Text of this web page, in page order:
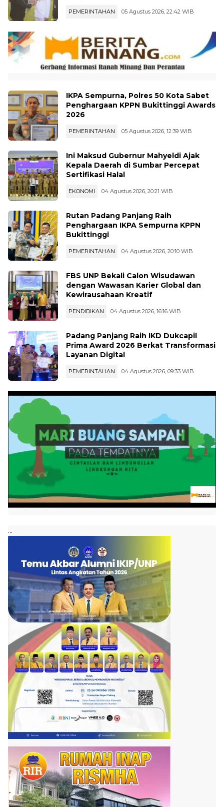
PEMERINTAHAN 05 Agustus 2026, 22:42 WIB
IKPA Sempurna, Polres 50 Kota Sabet
Penghargaan KPPN Bukittinggi Awards
2026
PEMERINTAHAN 05 Agustus 2026, 12:39 WIB
Ini Maksud Gubernur Mahyeldi Ajak
Kepala Daerah di Sumbar Percepat
Sertifikasi Halal
EKONOMI 04 Agustus 2026, 20:21 WIB
Rutan Padang Panjang Raih
Penghargaan IKPA Sempurna KPPN
Bukittinggi
PEMERINTAHAN 04 Agustus 2026, 20:10 WIB
FBS UNP Bekali Calon Wisudawan
dengan Wawasan Karier Global dan
Kewirausahaan Kreatif
PENDIDIKAN 04 Agustus 2026, 16:16 WIB
Padang Panjang Raih IKD Dukcapil
Prima Award 2026 Berkat Transformasi
Layanan Digital
PEMERINTAHAN 04 Agustus 2026, 09:33 WIB
...